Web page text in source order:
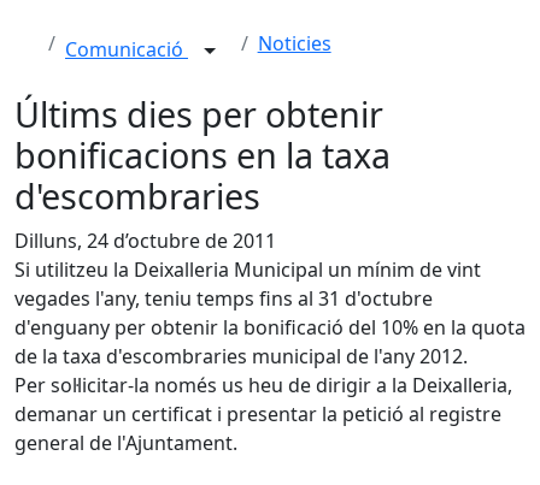
Comunicació Noticies
Últims dies per obtenir
bonificacions en la taxa
d'escombraries
Dilluns, 24 d’octubre de 2011
Si utilitzeu la Deixalleria Municipal un mínim de vint
vegades l'any, teniu temps fins al 31 d'octubre
d'enguany per obtenir la bonificació del 10% en la quota
de la taxa d'escombraries municipal de l'any 2012.
Per sol·licitar-la només us heu de dirigir a la Deixalleria,
demanar un certificat i presentar la petició al registre
general de l'Ajuntament.